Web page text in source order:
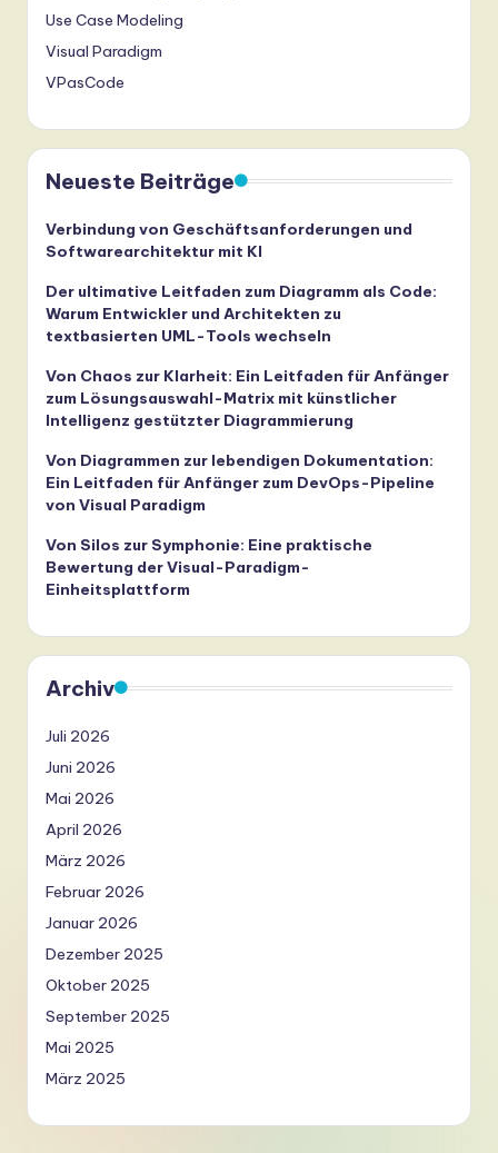
Use Case Modeling
Visual Paradigm
VPasCode
Neueste Beiträge
Verbindung von Geschäftsanforderungen und
Softwarearchitektur mit KI
Der ultimative Leitfaden zum Diagramm als Code:
Warum Entwickler und Architekten zu
textbasierten UML-Tools wechseln
Von Chaos zur Klarheit: Ein Leitfaden für Anfänger
zum Lösungsauswahl-Matrix mit künstlicher
Intelligenz gestützter Diagrammierung
Von Diagrammen zur lebendigen Dokumentation:
Ein Leitfaden für Anfänger zum DevOps-Pipeline
von Visual Paradigm
Von Silos zur Symphonie: Eine praktische
Bewertung der Visual-Paradigm-
Einheitsplattform
Archiv
Juli 2026
Juni 2026
Mai 2026
April 2026
März 2026
Februar 2026
Januar 2026
Dezember 2025
Oktober 2025
September 2025
Mai 2025
März 2025